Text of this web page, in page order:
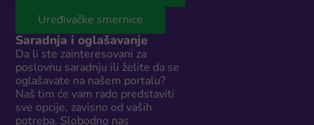
Uređivačke smernice
Saradnja i oglašavanje
Da li ste zainteresovani za
poslovnu saradnju ili želite da se
oglašavate na našem portalu?
Naš tim će vam rado predstaviti
sve opcije, zavisno od vaših
potreba. Slobodno nas